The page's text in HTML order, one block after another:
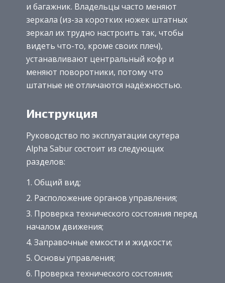
и багажник. Владельцы часто меняют
зеркала (из-за коротких ножек штатных
зеркал их трудно настроить так, чтобы
видеть что-то, кроме своих плеч),
устанавливают центральный кофр и
меняют поворотники, потому что
штатные не отличаются надёжностью.
Инструкция
Руководство по эксплуатации скутера
Alpha Sabur состоит из следующих
разделов:
Общий вид;
Расположение органов управления;
Проверка технического состояния перед
началом движения;
Заправочные емкости и жидкости;
Основы управления;
Проверка технического состояния;